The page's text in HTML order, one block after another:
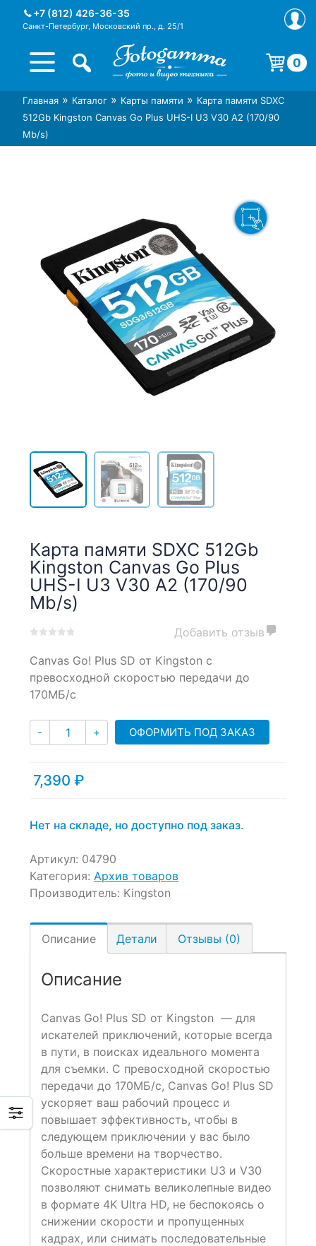
+7 (812) 426-36-35
Санкт-Петербург, Московский пр., д. 25/1
Интернет-магазин фототехники
Foto-Gamma в СПб
Магазин фотоаксессуаров foto-
gamma.ru
0
Корзина пуста.
Главная » Каталог » Карты памяти » Карта памяти SDXC
512Gb Kingston Canvas Go Plus UHS-I U3 V30 A2 (170/90
Mb/s)
Карта памяти SDXC 512Gb
Kingston Canvas Go Plus
UHS-I U3 V30 A2 (170/90
Mb/s)
out
based
on
Добавить отзыв
Canvas Go! Plus SD от Kingston c
превосходной скоростью передачи до
170МБ/с
- Количество
+ ОФОРМИТЬ ПОД ЗАКАЗ
7,390 ₽
Нет на складе, но доступно под заказ.
Артикул: 04790
Категория: Архив товаров
Производитель: Kingston
Описание Детали Отзывы (0)
Описание
Canvas Go! Plus SD от Kingston — для
искателей приключений, которые всегда
в пути, в поисках идеального момента
для съемки. С превосходной скоростью
передачи до 170МБ/с, Canvas Go! Plus SD
ускоряет ваш рабочий процесс и
повышает эффективность, чтобы в
следующем приключении у вас было
больше времени на творчество.
Скоростные характеристики U3 и V30
позволяют снимать великолепные видео
в формате 4K Ultra HD, не беспокоясь о
снижении скорости и пропущенных
кадрах, или снимать последовательные